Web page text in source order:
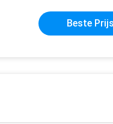
Beste Prijs